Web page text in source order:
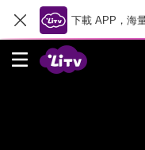
下載 APP，海